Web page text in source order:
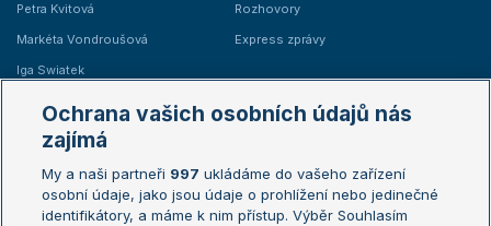
Petra Kvitová
Markéta Vondroušová
Iga Swiatek
Rozhovory
Express zprávy
Žebříčky
Žebříček ATP (muži)
Žebříček WTA (ženy)
Australian Open
French Open
Ochrana vašich osobních údajů nás
zajímá
My a naši partneři 997 ukládáme do vašeho zařízení
osobní údaje, jako jsou údaje o prohlížení nebo jedinečné
identifikátory, a máme k nim přístup. Výběr Souhlasím